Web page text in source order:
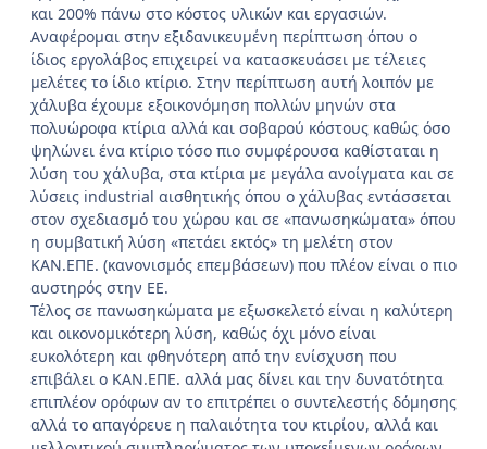
και 200% πάνω στο κόστος υλικών και εργασιών.
Αναφέρομαι στην εξιδανικευμένη περίπτωση όπου ο
ίδιος εργολάβος επιχειρεί να κατασκευάσει με τέλειες
μελέτες το ίδιο κτίριο. Στην περίπτωση αυτή λοιπόν με
χάλυβα έχουμε εξοικονόμηση πολλών μηνών στα
πολυώροφα κτίρια αλλά και σοβαρού κόστους καθώς όσο
ψηλώνει ένα κτίριο τόσο πιο συμφέρουσα καθίσταται η
λύση του χάλυβα, στα κτίρια με μεγάλα ανοίγματα και σε
λύσεις industrial αισθητικής όπου ο χάλυβας εντάσσεται
στον σχεδιασμό του χώρου και σε «πανωσηκώματα» όπου
η συμβατική λύση «πετάει εκτός» τη μελέτη στον
ΚΑΝ.ΕΠΕ. (κανονισμός επεμβάσεων) που πλέον είναι ο πιο
αυστηρός στην ΕΕ.
Τέλος σε πανωσηκώματα με εξωσκελετό είναι η καλύτερη
και οικονομικότερη λύση, καθώς όχι μόνο είναι
ευκολότερη και φθηνότερη από την ενίσχυση που
επιβάλει ο ΚΑΝ.ΕΠΕ. αλλά μας δίνει και την δυνατότητα
επιπλέον ορόφων αν το επιτρέπει ο συντελεστής δόμησης
αλλά το απαγόρευε η παλαιότητα του κτιρίου, αλλά και